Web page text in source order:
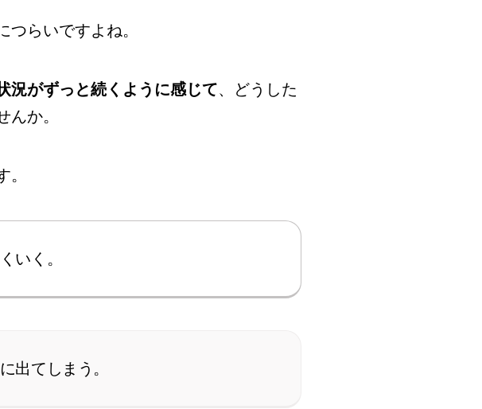
らいですよね。
況がずっと続くように感じて、どうした
か。
。
いく。
てしまう。